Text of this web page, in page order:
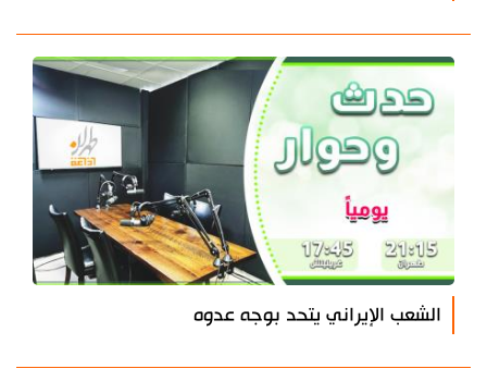
الشعب الإيراني يتحد بوجه عدوه